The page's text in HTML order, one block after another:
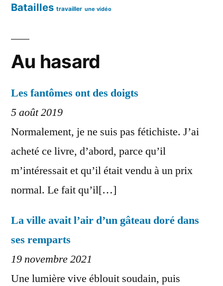
Batailles travailler une vidéo
Au hasard
Les fantômes ont des doigts
5 août 2019
Normalement, je ne suis pas fétichiste. J’ai
acheté ce livre, d’abord, parce qu’il
m’intéressait et qu’il était vendu à un prix
normal. Le fait qu’il[…]
La ville avait l’air d’un gâteau doré dans
ses remparts
19 novembre 2021
Une lumière vive éblouit soudain, puis